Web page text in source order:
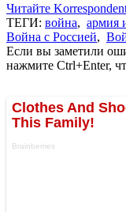
Читайте
ТЕГИ: война, армия
Война с Россией,
Если вы заметили
нажмите Ctrl+Enter,